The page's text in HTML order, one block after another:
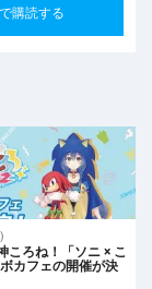
購読する
ころね！「ソニ × こ
カフェの開催が決